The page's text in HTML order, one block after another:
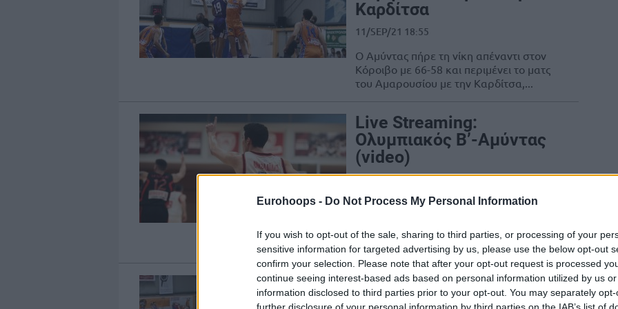
Eurohoops - Do Not Process My Personal Information
If you wish to opt-out of the sale, sharing to third parties, or processing of your
sensitive information for targeted advertising by us, please use the below opt-out
confirm your selection. Please note that after your opt-out request is processed
continue seeing interest-based ads based on personal information utilized by us
information disclosed to third parties prior to your opt-out. You may separately
further disclosure of your personal information by third parties on the IAB’s list of
Καρδίτσα
11/SEP/21 18:55
Ο Αμύντας πήρε τη νίκη απέναντι στον
Κόροιβο με 66-58 και περιμένει το ματς
του Αμαρουσίου με την Καρδίτσα,...
Live Streaming:
Ολυμπιακός Β’-Αμύντας
(video)
09/JUN/21 14:26
Ο Ολυμπιακός Β' αντιμετωπίζει εντός
αγωνιστική του Β' γύρου στην Α2 (09/06
17:00)...
Α2: Παίκτης του Αμύντα
έριξε μπουνιά στα